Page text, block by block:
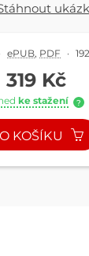
ePUB, PDF ·
319 Kč
ke stažení ?
KOŠÍKU